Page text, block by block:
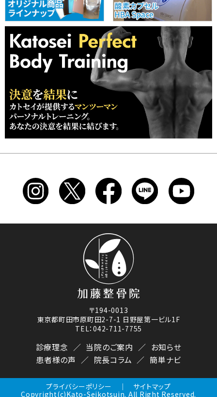
〒194-0013
東京都町田市原町田2-7-1 日野屋第一ビル1F
TEL：042-711-7755
診療理念 当院のご案内
お知らせ
患者様の声
院長コラム 簡単ナビ
プライバシーポリシー
サイトマップ
Copyright(c)Kato-Seikotsuin. All Right Reserved.